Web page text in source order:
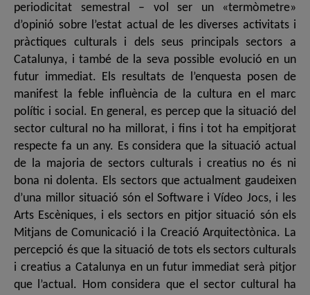
periodicitat semestral – vol ser un «termòmetre»
d’opinió sobre l’estat actual de les diverses activitats i
pràctiques culturals i dels seus principals sectors a
Catalunya, i també de la seva possible evolució en un
futur immediat. Els resultats de l’enquesta posen de
manifest la feble influència de la cultura en el marc
polític i social. En general, es percep que la situació del
sector cultural no ha millorat, i fins i tot ha empitjorat
respecte fa un any. Es considera que la situació actual
de la majoria de sectors culturals i creatius no és ni
bona ni dolenta. Els sectors que actualment gaudeixen
d’una millor situació són el Software i Vídeo Jocs, i les
Arts Escèniques, i els sectors en pitjor situació són els
Mitjans de Comunicació i la Creació Arquitectònica. La
percepció és que la situació de tots els sectors culturals
i creatius a Catalunya en un futur immediat serà pitjor
que l’actual. Hom considera que el sector cultural ha